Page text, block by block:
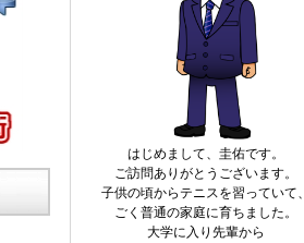
はじめまして、圭佑です。
ご訪問ありがとうございます。
子供の頃からテニスを習っていて、
ごく普通の家庭に育ちました。
大学に入り先輩から